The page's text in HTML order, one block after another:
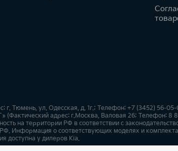
Тюмень, ул. Одесская, д. 1г.; Телефон: +7 (3452) 56-
адрес: г.Москва, Валовая 26; Телефон: 8
на территории РФ в соответствии с
Информация о соответствующих моделях и
доступна у дилеров Kia.